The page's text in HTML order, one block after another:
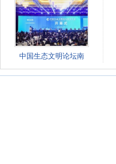
中国生态文明论坛南